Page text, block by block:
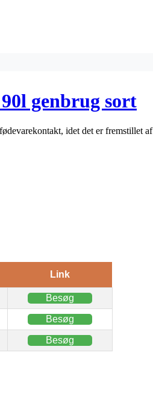
genbrug sort
idet det er fremstillet af
Link
Besøg
Besøg
Besøg